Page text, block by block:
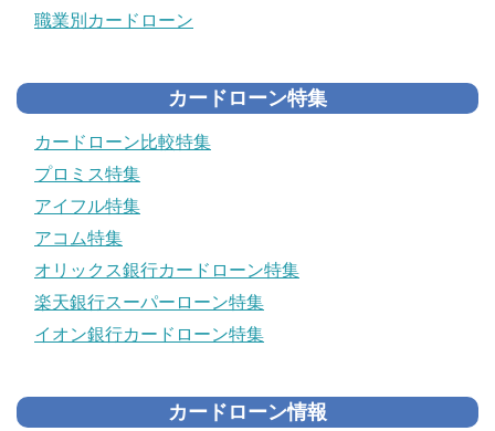
職業別カードローン
カードローン特集
カードローン比較特集
プロミス特集
アイフル特集
アコム特集
オリックス銀行カードローン特集
楽天銀行スーパーローン特集
イオン銀行カードローン特集
カードローン情報